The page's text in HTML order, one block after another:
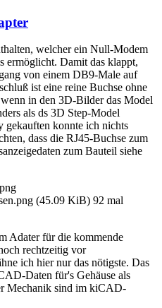
welcher ein Null-Modem
ermöglicht. Damit das klappt,
von einem DB9-Male auf
ist eine reine Buchse ohne
in den 3D-Bilder das Model
als ds 3D Step-Model
gekauften konnte ich nichts
dass die RJ45-Buchse zum
zum Bauteil siehe
(45.09 KiB) 92 mal
Adater für die kommende
rechtzeitig vor
ich hier nur das nötigste. Das
Daten für's Gehäuse als
Mechanik sind im kiCAD-